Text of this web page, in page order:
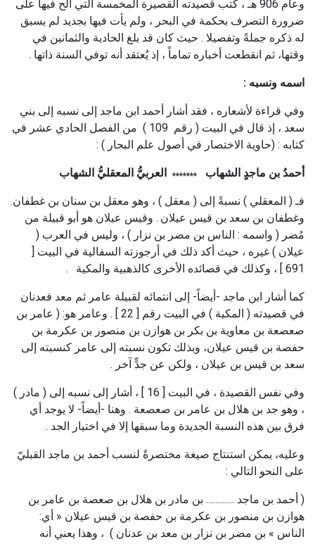
وعام 906 هـ ، كتب قصيدته القصيرة المخمسة التي ألح فيها على
ضرورة التصرف بحكمة في البحر ، ولم يأت فيها بجديد لم يسبق
له ذكره جملةً وتفصيلا . حيث كان قد بلغ الحادية والثمانين في
وقتها، ثم انقطعت أخباره تماماً ، إذ يُعتقد أنه توفي السنة ذاتها .
اسمه ونسبه :
وفي قراءة لأشعاره ، فقد أشار أحمد ابن ماجد إلى نسبه إلى بني
سعد ، إذ قال في البيت ( رقم 109 ) من الفصل الحادي عشر في
كتابه : (حاوية الاختصار في أصول علم البحار ) :
أحمدُ بن ماجدٍ الشهاب *******العربيُّ المعقليُّ الشهاب
فـ ( المعقلي ) نسبةً إلى ( معقل ) ، وهو معقل بن سنان بن غطفان.
وغطفان بن سعد بن قيس عيلان. وقيس عيلان هو أبو قبيلة من
مُضر ( واسمه : الناس بن مضر بن نزار ) ، وليس في العرب (
عيلان ) غيره ، حيث أكد ذلك في أرجوزته السفالية في البيت [
691 ] ، وكذلك في قصائده الأخرى كالذهبية والمكية
.
كما أشار ابن ماجد -أيضاً- إلى انتمائه لقبيلة عامر ثم معد فعدنان
في قصيدته ( المكية ) في البيت رقم [ 22 ] . وعامر هو: ( عامر بن
صعصعة بن معاوية بن بكر بن هوازن بن منصور بن عكرمة بن
حفصة بن قيس عيلان، وبذلك تكون نسبته إلى عامر كنسبته إلى
سعد بن قيس بن عيلان ، ولكن عن جدٍّ آخر .
وفي نفس القصيدة ، في البيت [ 16 ] ، أشار إلى نسبه إلى ( مادر )
، وهو جد بن هلال بن عامر بن صعصعة . وهنا -أيضاً- لا يوجد أي
فرق بين هذه النسبة الجديدة وما سبقها إلا في اختيار الجد .
وعليه، يمكن استنتاج صيغة مختصرةً لنسب أحمد بن ماجد القبليّ
على النحو التالي :
( أحمد بن ماجد ………… بن مادر بن هلال بن صعصة بن عامر بن
هوازن بن منصور بن عكرمة بن حفصة بن قيس عيلان « أي:
الناس » بن مضر بن نزار بن معد بن عدنان ) ، وهذا يعني أنه